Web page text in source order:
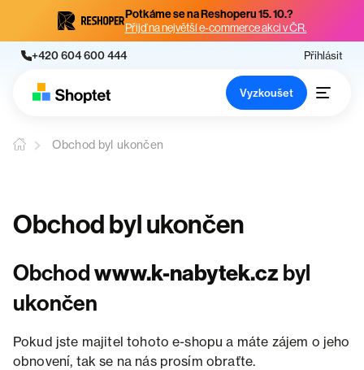
Potkáme se na Reshoperu 15. 10.?
Přijď na největší e-commerce akci v ČR.
+420 604 600 444 Přihlásit
Vyzkoušet
Obchod byl ukončen
Obchod byl ukončen
Obchodwww.k-nabytek.cz byl
ukončen
Pokud jste majitel tohoto e-shopu a máte zájem o jeho
obnovení, tak se na nás prosím obraťte.